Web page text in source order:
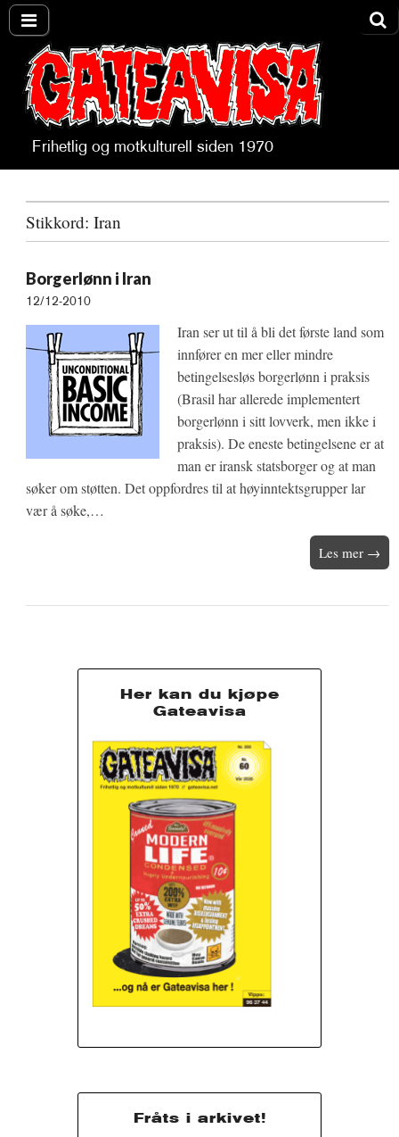
Gateavisa
Frihetlig og motkulturell siden 1970
Stikkord: Iran
Borgerlønn i Iran
12/12-2010
Iran ser ut til å bli det første land som
innfører en mer eller mindre
betingelsesløs borgerlønn i praksis
(Brasil har allerede implementert
borgerlønn i sitt lovverk, men ikke i
praksis). De eneste betingelsene er at
man er iransk statsborger og at man
søker om støtten. Det oppfordres til at høyinntektsgrupper lar
vær å søke,…
Les mer →
Her kan du kjøpe
Gateavisa
Fråts i arkivet!